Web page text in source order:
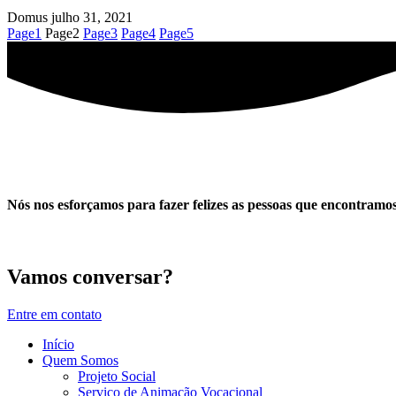
Domus julho 31, 2021
Page1 Page2 Page3 Page4 Page5
Nós nos esforçamos para fazer felizes as pessoas que
Vamos conversar?
Entre em contato
Início
Quem Somos
Projeto Social
Serviço de Animação Vocacional